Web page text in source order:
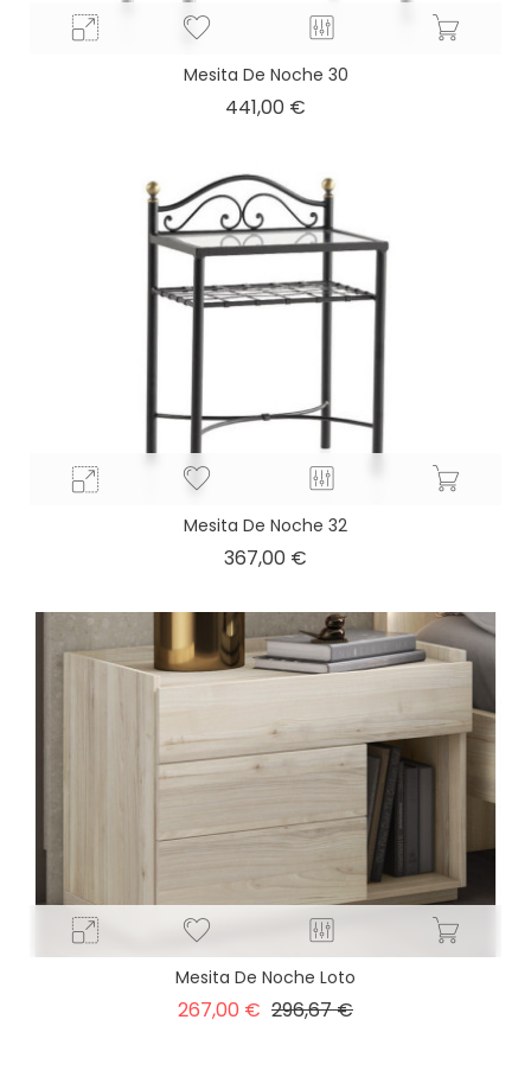
Mesita De Noche 30
441,00 €
Mesita De Noche 32
367,00 €
Mesita De Noche Loto
267,00 € Precio
296,67 €Precio